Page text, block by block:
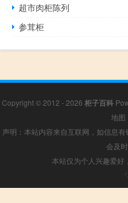
超市肉柜陈列
参茸柜
Copyright © 2012 - 2026 柜子百科
地图
声明：本站内容来自互联网，如信息
会及
本站仅为个人兴趣爱好